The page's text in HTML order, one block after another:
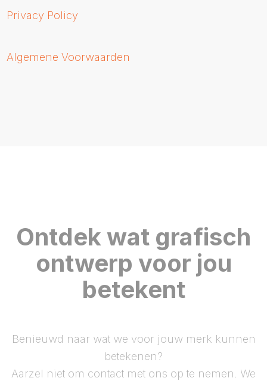
Privacy Policy
Algemene Voorwaarden
Ontdek wat grafisch
ontwerp voor jou
betekent
Benieuwd naar wat we voor jouw merk kunnen
betekenen?
Aarzel niet om contact met ons op te nemen. We